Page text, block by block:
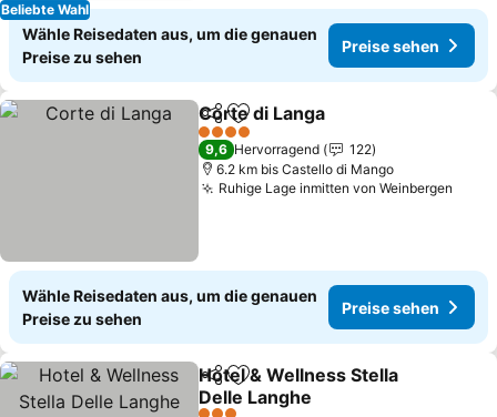
Beliebte Wahl
Wähle Reisedaten aus, um die genauen
Preise zu sehen
Preise sehen
TeilenZu Favoriten hinzufügen
Corte di Langa
4 Sterne
9,6 Hervorragend
122
6.2 km bis Castello di Mango
Ruhige Lage inmitten von Weinbergen
Wähle Reisedaten aus, um die genauen
Preise zu sehen
Preise sehen
TeilenZu Favoriten hinzufügen
Hotel & Wellness Stella
Delle Langhe